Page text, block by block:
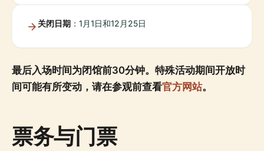
关闭日期 ：1月1日和12月25日
最后入场时间为闭馆前30分钟。特殊活动期间开放时
间可能有所变动，请在参观前查看官方网站。
票务与门票